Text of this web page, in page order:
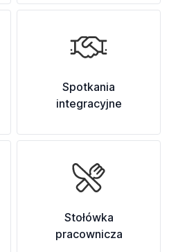
Spotkania
integracyjne
Stołówka
pracownicza